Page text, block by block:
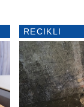
RECIKLI